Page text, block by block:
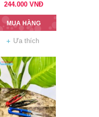
244.000 VNĐ
MUA HÀNG
Ưa thích